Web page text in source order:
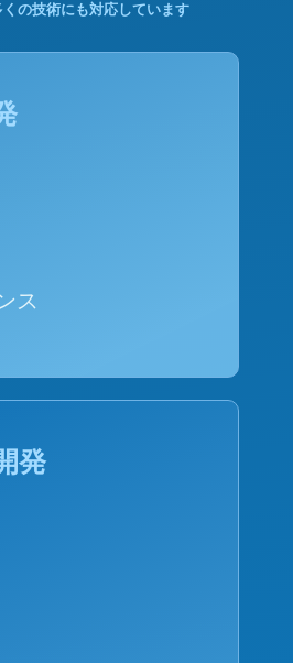
の技術にも対応しています
ス
発